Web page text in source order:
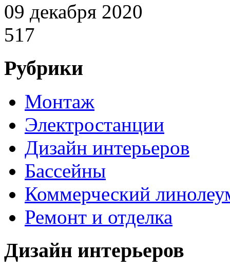
09 декабря 2020
517
Рубрики
Монтаж
Электростанции
Дизайн интерьеров
Бассейны
Коммерческий
Ремонт и отделка
Дизайн интерьеров